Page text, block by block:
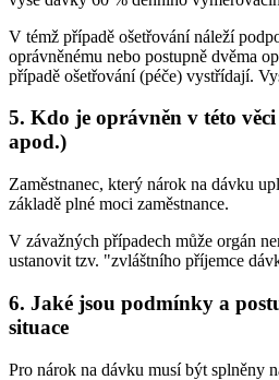
V témž případě ošetřování náleží
oprávněnému nebo postupně dvěma
případě ošetřování (péče) vystřídají.
5. Kdo je oprávněn v této
apod.)
Zaměstnanec, který nárok na dávku
základě plné moci zaměstnance.
V závažných případech může orgán
ustanovit tzv. "zvláštního příjemce
6. Jaké jsou podmínky a
situace
Pro nárok na dávku musí být splněny